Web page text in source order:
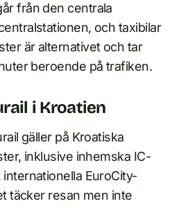
från den centrala
och taxibilar
är alternativet och tar
beroende på trafiken.
i Kroatien
gäller på Kroatiska
inklusive inhemska IC-
EuroCity-
täcker resan men inte